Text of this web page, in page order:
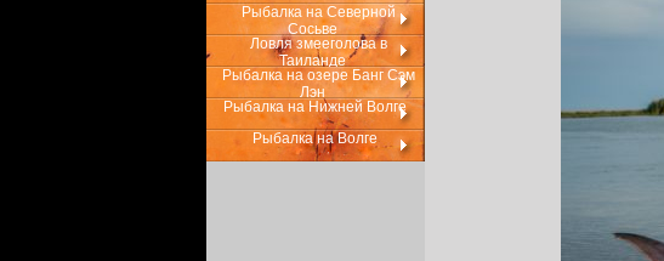
Рыбалка на Северной
Сосьве
Ловля змееголова в
Таиланде
Рыбалка на озере Банг Сэм
Лэн
Рыбалка на Нижней Волге
Рыбалка на Волге